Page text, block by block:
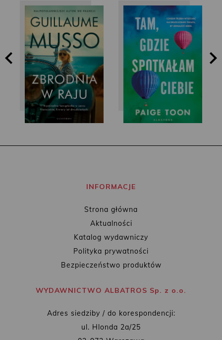
Guillaume Musso
Paige Toon
INFORMACJE
Strona główna
Aktualności
Katalog wydawniczy
Polityka prywatności
Bezpieczeństwo produktów
WYDAWNICTWO ALBATROS Sp. z o.o.
Adres siedziby / do korespondencji:
ul. Hlonda 2a/25